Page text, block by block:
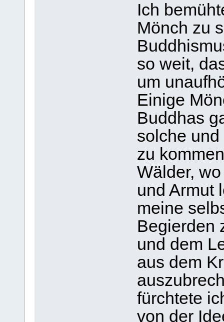
Ich
Mönch zu
so weit,
um
Einige
Buddhas
solche
zu
Wälder,
und Armut
meine
Begierden
und dem
aus dem
fürchtete
von der